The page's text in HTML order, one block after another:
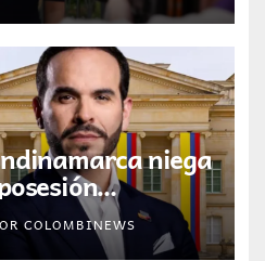
niega
de la
COLOMBINEWS